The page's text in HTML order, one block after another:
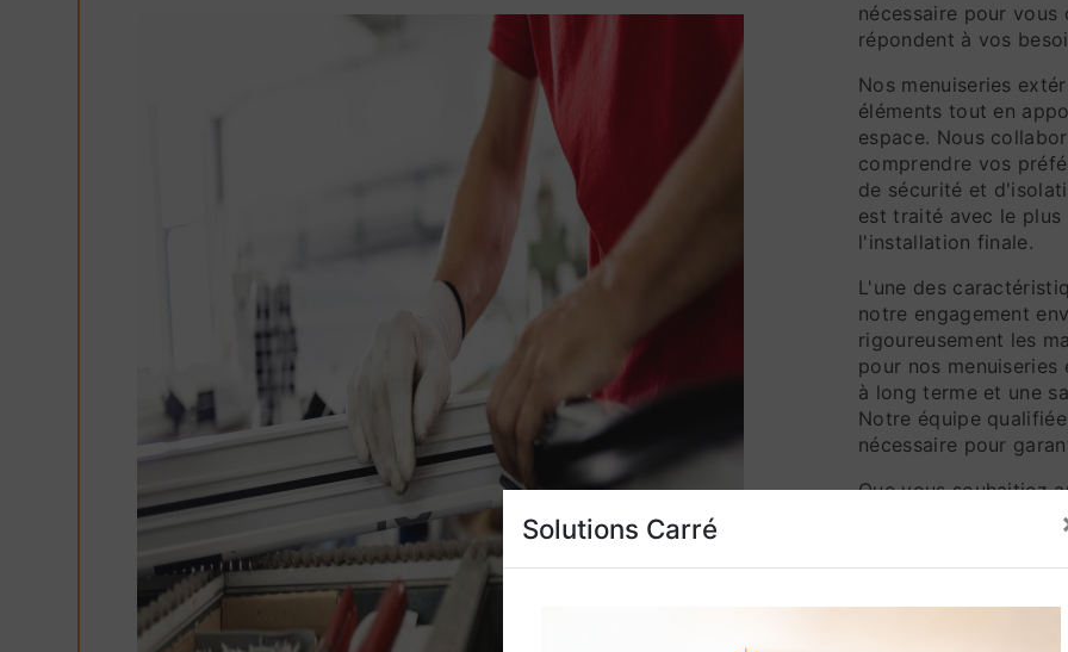
Solutions Carré
nécessaire pour
répondent à vos
Nos menuiseries
éléments tout en
espace. Nous
comprendre vos
de sécurité et
est traité avec le
l'installation finale.
L'une des
notre engagement
rigoureusement les
pour nos
à long terme et une
Notre équipe
nécessaire pour
Que vous souhaitiez
maison, ajouter une
simplement
nos menuiseries
besoins multiples.
propriété, ce qui en